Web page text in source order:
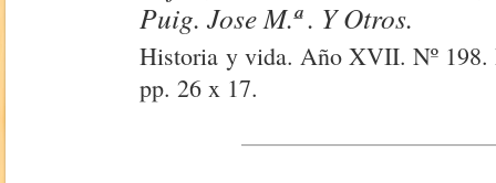
Puig. Jose M.ª . Y Otros.
Historia y vida. Año XVII. Nº 198.
pp. 26 x 17.